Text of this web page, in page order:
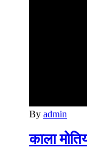
By admin
काला